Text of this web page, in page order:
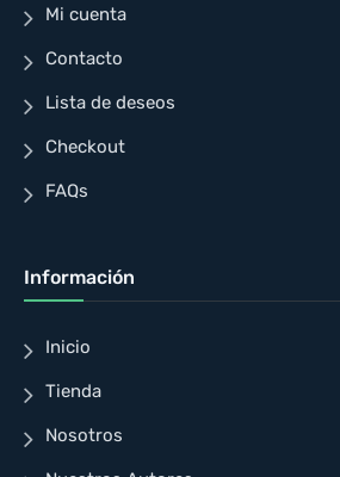
Mi cuenta
Contacto
Lista de deseos
Checkout
FAQs
Información
Inicio
Tienda
Nosotros